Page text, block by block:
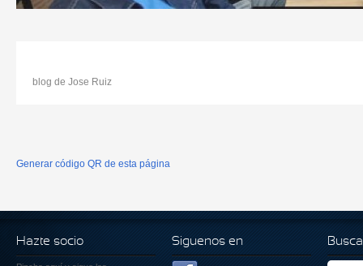
blog de Jose Ruiz
Generar código QR de esta página
Hazte socio Siguenos en